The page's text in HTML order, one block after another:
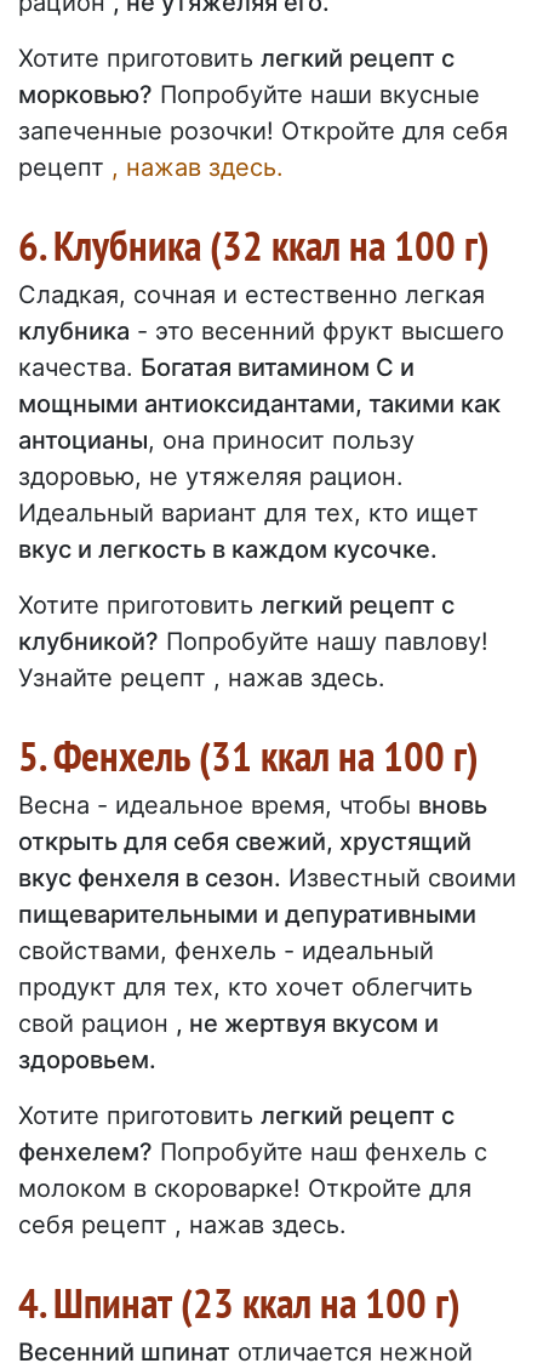
Хотите приготовить легкий рецепт с
морковью? Попробуйте наши вкусные
запеченные розочки! Откройте для себя
рецепт , нажав здесь.
6. Клубника (32 ккал на 100 г)
Сладкая, сочная и естественно легкая
клубника - это весенний фрукт высшего
качества. Богатая витамином С и
мощными антиоксидантами, такими как
антоцианы, она приносит пользу
здоровью, не утяжеляя рацион.
Идеальный вариант для тех, кто ищет
вкус и легкость в каждом кусочке.
Хотите приготовить легкий рецепт с
клубникой? Попробуйте нашу павлову!
Узнайте рецепт , нажав здесь.
5. Фенхель (31 ккал на 100 г)
Весна - идеальное время, чтобы вновь
открыть для себя свежий, хрустящий
вкус фенхеля в сезон. Известный своими
пищеварительными и депуративными
свойствами, фенхель - идеальный
продукт для тех, кто хочет облегчить
свой рацион , не жертвуя вкусом и
здоровьем.
Хотите приготовить легкий рецепт с
фенхелем? Попробуйте наш фенхель с
молоком в скороварке! Откройте для
себя рецепт , нажав здесь.
4. Шпинат (23 ккал на 100 г)
Весенний шпинат отличается нежной